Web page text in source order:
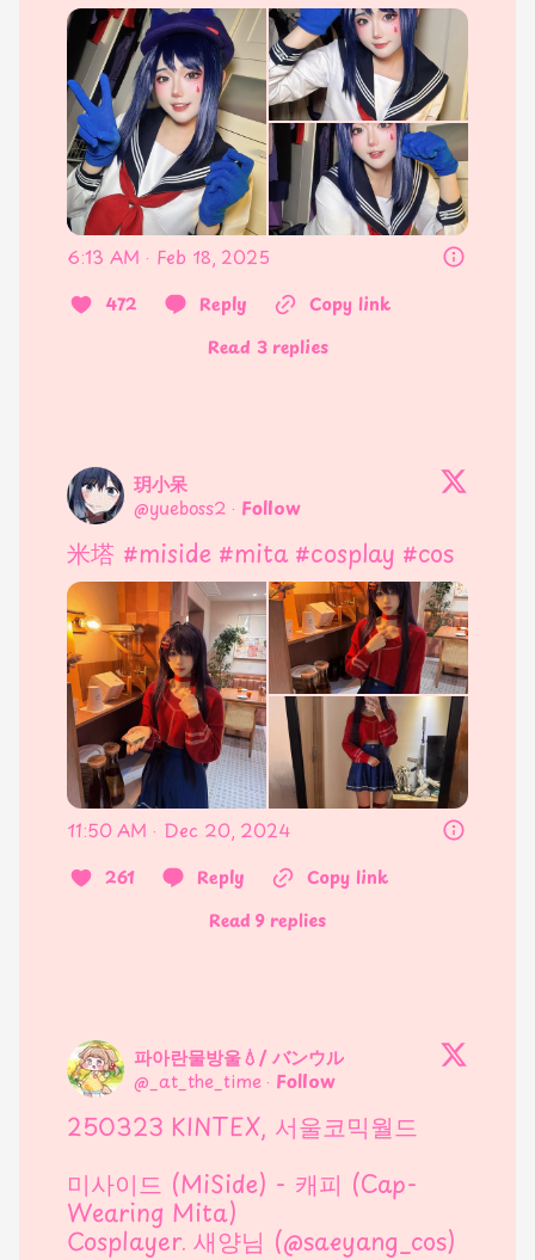
6:13 AM · Feb 18, 2025
472 Reply
Copy link
Read 3 replies
玥小呆
@yueboss2 · Follow
米塔 #miside #mita #cosplay #cos
11:50 AM · Dec 20, 2024
261 Reply
Copy link
Read 9 replies
파아란물방울💧/ バンウル
@ _at_the_time · Follow
250323 KINTEX, 서울코믹월드
미사이드 (MiSide) - 캐피 (Cap-
Wearing Mita)
Cosplayer. 새양님 (@saeyang_cos)